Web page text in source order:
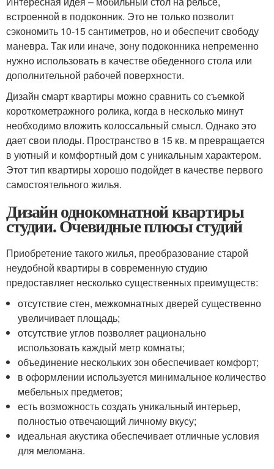
встроенной в подоконник. Это не только позволит
сэкономить 10-15 сантиметров, но и обеспечит свободу
маневра. Так или иначе, зону подоконника непременно
нужно использовать в качестве обеденного стола или
дополнительной рабочей поверхности.
Дизайн смарт квартиры можно сравнить со съемкой
короткометражного ролика, когда в несколько минут
необходимо вложить колоссальный смысл. Однако это
дает свои плоды. Пространство в 15 кв. м превращается
в уютный и комфортный дом с уникальным характером.
Этот тип квартиры хорошо подойдет в качестве первого
самостоятельного жилья.
Дизайн однокомнатной квартиры
студии. Очевидные плюсы студий
Приобретение такого жилья, преобразование старой
неудобной квартиры в современную студию
предоставляет несколько существенных преимуществ:
отсутствие стен, межкомнатных дверей существенно
увеличивает площадь;
отсутствие углов позволяет рационально
использовать каждый метр комнаты;
объединение нескольких зон обеспечивает комфорт;
в оформлении используется минимальное количество
мебельных предметов;
есть возможность создать уникальный интерьер,
полностью отвечающий личному вкусу;
идеальная акустика обеспечивает отличные условия
для меломана.